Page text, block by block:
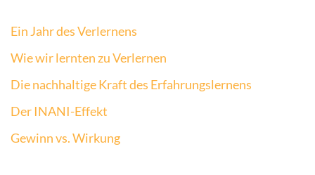
Ein Jahr des Verlernens
Wie wir lernten zu Verlernen
Die nachhaltige Kraft des Erfahrungslernens
Der INANI-Effekt
Gewinn vs. Wirkung